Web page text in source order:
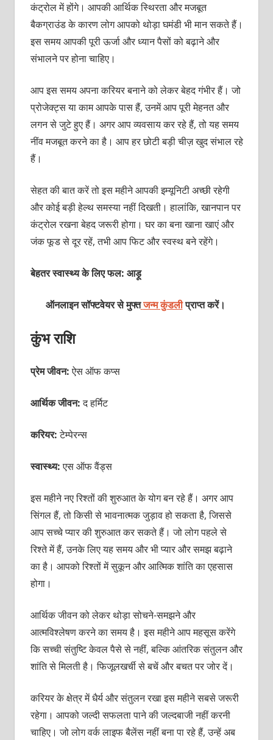
कंट्रोल में होंगे। आपकी आर्थिक स्थिरता और मजबूत
बैकग्राउंड के कारण लोग आपको थोड़ा घमंडी भी मान सकते हैं।
इस समय आपकी पूरी ऊर्जा और ध्यान पैसों को बढ़ाने और
संभालने पर होना चाहिए।
आप इस समय अपना करियर बनाने को लेकर बेहद गंभीर हैं। जो
प्रोजेक्ट्स या काम आपके पास हैं, उनमें आप पूरी मेहनत और
लगन से जुटे हुए हैं। अगर आप व्यवसाय कर रहे हैं, तो यह समय
नींव मजबूत करने का है। आप हर छोटी बड़ी चीज़ खुद संभाल रहे
हैं।
सेहत की बात करें तो इस महीने आपकी इम्यूनिटी अच्छी रहेगी
और कोई बड़ी हेल्थ समस्या नहीं दिखती। हालांकि, खानपान पर
कंट्रोल रखना बेहद जरूरी होगा। घर का बना खाना खाएं और
जंक फूड से दूर रहें, तभी आप फिट और स्वस्थ बने रहेंगे।
बेहतर स्वास्थ्य के लिए फल: आड़ू
ऑनलाइन सॉफ्टवेयर से मुफ्तजन्म कुंडलीप्राप्त करें।
कुंभ राशि
प्रेम जीवन:ऐस ऑफ कप्स
आर्थिक जीवन:द हर्मिट
करियर:टेम्पेरन्स
स्वास्थ्य:एस ऑफ वैंड्स
इस महीने नए रिश्तों की शुरुआत के योग बन रहे हैं। अगर आप
सिंगल हैं, तो किसी से भावनात्मक जुड़ाव हो सकता है, जिससे
आप सच्चे प्यार की शुरुआत कर सकते हैं। जो लोग पहले से
रिश्ते में हैं, उनके लिए यह समय और भी प्यार और समझ बढ़ाने
का है। आपको रिश्तों में सुकून और आत्मिक शांति का एहसास
होगा।
आर्थिक जीवन को लेकर थोड़ा सोचने-समझने और
आत्मविश्लेषण करने का समय है। इस महीने आप महसूस करेंगे
कि सच्ची संतुष्टि केवल पैसे से नहीं, बल्कि आंतरिक संतुलन और
शांति से मिलती है। फिजूलखर्ची से बचें और बचत पर जोर दें।
करियर के क्षेत्र में धैर्य और संतुलन रखा इस महीने सबसे जरूरी
रहेगा। आपको जल्दी सफलता पाने की जल्दबाजी नहीं करनी
चाहिए। जो लोग वर्क लाइफ बैलेंस नहीं बना पा रहे हैं, उन्हें अब